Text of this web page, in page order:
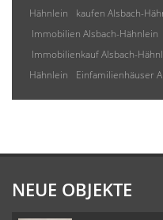
Hähnlein
kaufen Alsbach-
Immobilien Alsbach-Hähnlein
Immobilienkauf Alsbach-
Hähnlein
Einfamilienhäuser
NEUE OBJEKTE